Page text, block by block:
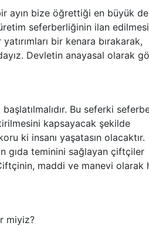
ayın bize öğrettiği en büyük
seferberliğinin ilan edilmesi
bir kenara bırakarak,
Devletin anayasal olarak
Bu seferki
kapsayacak şekilde
ki insanı yaşatasın olacaktır.
gıda teminini sağlayan çiftçiler
maddi ve manevi olarak
miyiz?